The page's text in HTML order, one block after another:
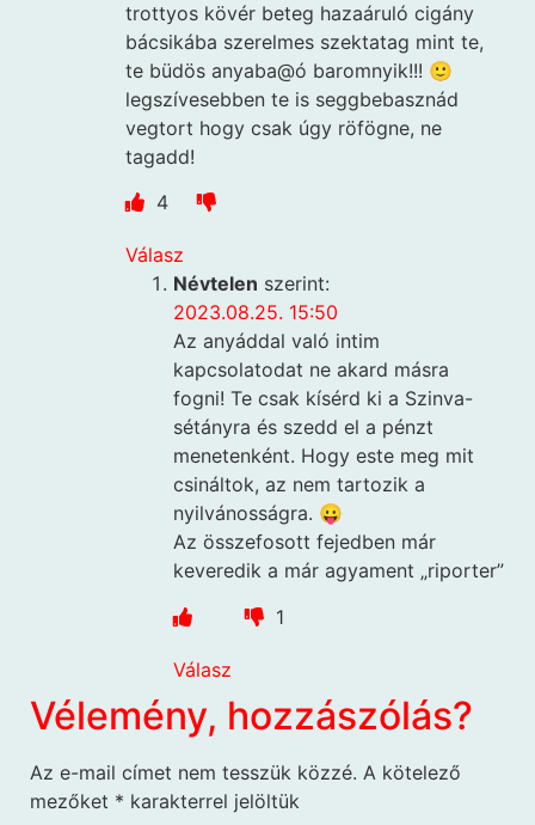
trottyos kövér beteg hazaáruló cigány
bácsikába szerelmes szektatag mint te,
te büdös anyaba@ó baromnyik!!! 🙂
legszívesebben te is seggbebasznád
vegtort hogy csak úgy röfögne, ne
tagadd!
4
Válasz
Névtelen szerint:
2023.08.25. 15:50
Az anyáddal való intim
kapcsolatodat ne akard másra
fogni! Te csak kísérd ki a Szinva-
sétányra és szedd el a pénzt
menetenként. Hogy este meg mit
csináltok, az nem tartozik a
nyilvánosságra. 😛
Az összefosott fejedben már
keveredik a már agyament „riporter”
1
Válasz
Vélemény, hozzászólás?
Az e-mail címet nem tesszük közzé. A kötelező
mezőket * karakterrel jelöltük